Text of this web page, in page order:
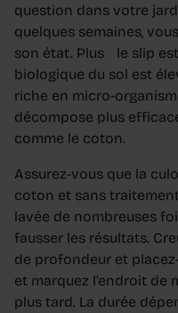
question dans votre
quelques semaines,
son état. Plus le slip
biologique du sol est
riche en micro-
décompose plus
comme le coton.
Assurez-vous que la
coton et sans
lavée de nombreuses
fausser les résultats.
de profondeur et
et marquez l’endroit de
plus tard. La durée